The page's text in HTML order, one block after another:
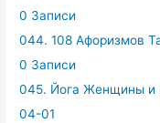
0 Записи
044. 108 Афоризмов
0 Записи
045. Йога Женщины и
04-01